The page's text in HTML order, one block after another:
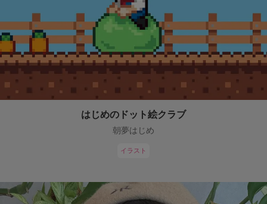
はじめのドット絵クラブ
朝夢はじめ
イラスト